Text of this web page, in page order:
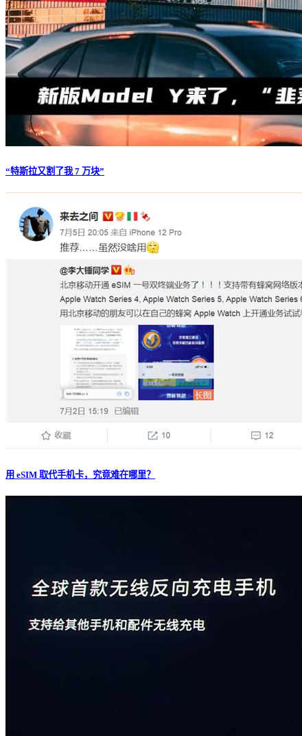
“特斯拉又割了我 7 万块”
用 eSIM 取代手机卡，究竟难在哪里？